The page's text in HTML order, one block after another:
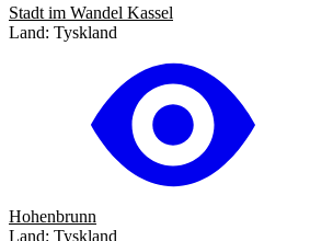
Stadt im Wandel Kassel
Land: Tyskland
Hohenbrunn
Land: Tyskland